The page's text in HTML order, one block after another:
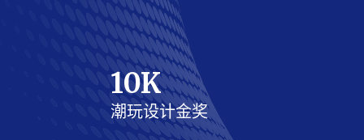
10K
潮玩设计金奖